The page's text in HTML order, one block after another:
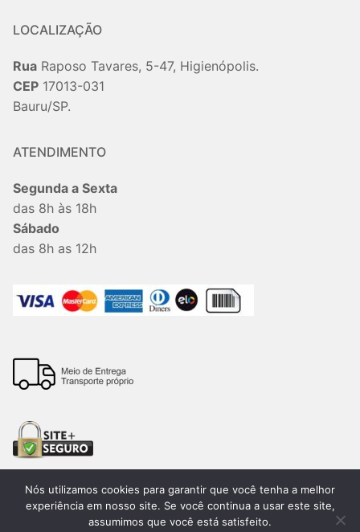
LOCALIZAÇÃO
Rua Raposo Tavares, 5-47, Higienópolis.
CEP 17013-031
Bauru/SP.
ATENDIMENTO
Segunda a Sexta
das 8h às 18h
Sábado
das 8h as 12h
Todos os direitos reservados. 2026®. Lemon Bauru –
Nós utilizamos cookies para garantir que você tenha a melhor
experiência em nosso site. Se você continua a usar este site,
assumimos que você está satisfeito.